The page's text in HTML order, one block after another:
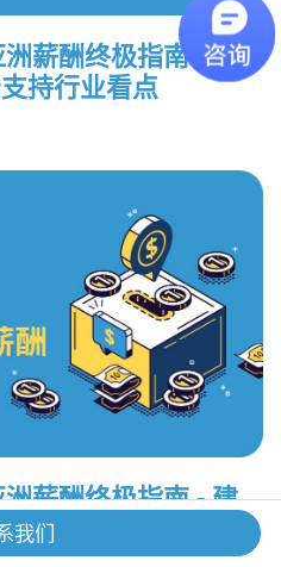
洲薪酬终极指南 - 人
持行业看点
薪酬终极指南 - 建
点
我们